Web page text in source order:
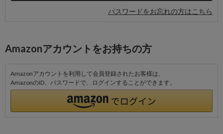
パスワードをお忘れの方はこちら
Amazonアカウントをお持ちの方
Amazonアカウントを利用して会員登録されたお客様は、
AmazonのID、パスワードで、ログインすることができます。